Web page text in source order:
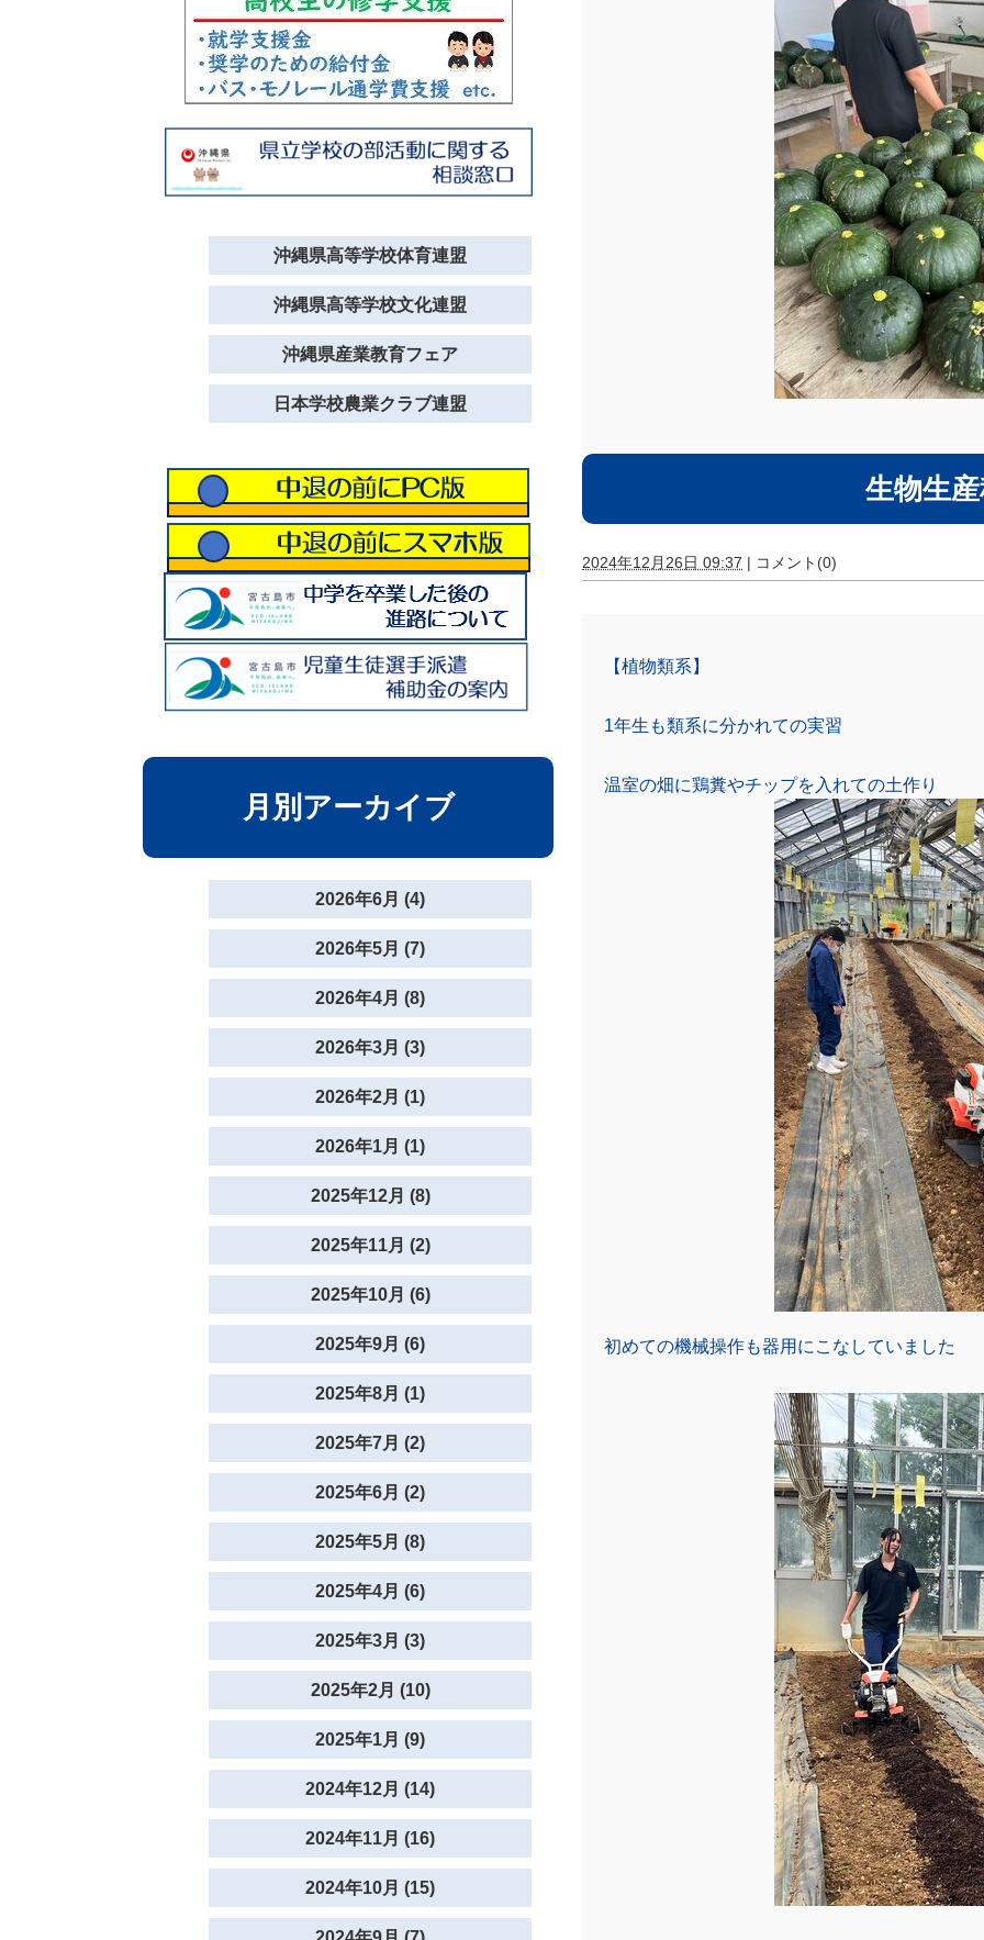
生物生
2024年12月26日 09:37 | コメント(0)
【植物類系】
1年生も類系に分かれての実習
温室の畑に鶏糞やチップを入れての土作り
初めての機械操作も器用にこなしていました
沖縄県高等学校体育連盟
沖縄県高等学校文化連盟
沖縄県産業教育フェア
日本学校農業クラブ連盟
月別アーカイブ
2026年6月 (4)
2026年5月 (7)
2026年4月 (8)
2026年3月 (3)
2026年2月 (1)
2026年1月 (1)
2025年12月 (8)
2025年11月 (2)
2025年10月 (6)
2025年9月 (6)
2025年8月 (1)
2025年7月 (2)
2025年6月 (2)
2025年5月 (8)
2025年4月 (6)
2025年3月 (3)
2025年2月 (10)
2025年1月 (9)
2024年12月 (14)
2024年11月 (16)
2024年10月 (15)